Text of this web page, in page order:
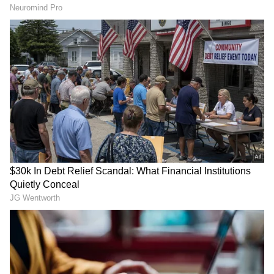
ಜನಿಸಿದ 5ನೇ ದಿನವೇ ಆಧಾರ್
ನೋಂದಣಿ: ಗಂಗಾವತಿಯ
ಕಂದಮ್ಮಗೆ ವಿಶ್ವ ದಾಖಲೆ ಗೌರವ!
'ಬೆಂಗಳೂರಿನಲ್ಲಿ ₹50 ಲಕ್ಷ
ಪ್ಯಾಕೇಜ್‌ಗೂ ಬೆಲೆಯಿಲ್ವಾ?!': ಐಟಿ
ಉದ್ಯೋಗಿಯ ಶಾಕಿಂಗ್ ವಿಶ್ಲೇಷಣೆ!
ಹಳೆಯ ಬಟ್ಟೆ ಎಸೆಯಬೇಡಿ, ಹಣ
ಪಡೆಯಿರಿ; ಬೆಂಗಳೂರಿನ ಈ
ಸ್ಟಾರ್ಟ್‌ಅಪ್ ಮನೆ ಬಾಗಿಲಿಗೇ
ಬಂದು ಬಟ್ಟೆ ಕೊಂಡುಕೊಳ್ಳುತ್ತದೆ
ಆಗಸ್ಟ್ 13 ರಂದು ಕರ್ನಾಟಕ
ಬಂದ್!
LATEST VIDEOS
"ರಾಜಕೀಯ ಬೇಡ, ಸಿನಿಮಾನೇ ಪ್ರಾಣ":
ಕನಕೋತ್ಸವದಲ್ಲಿ ರಿಷಬ್ ಶೆಟ್ಟಿ | Rishab